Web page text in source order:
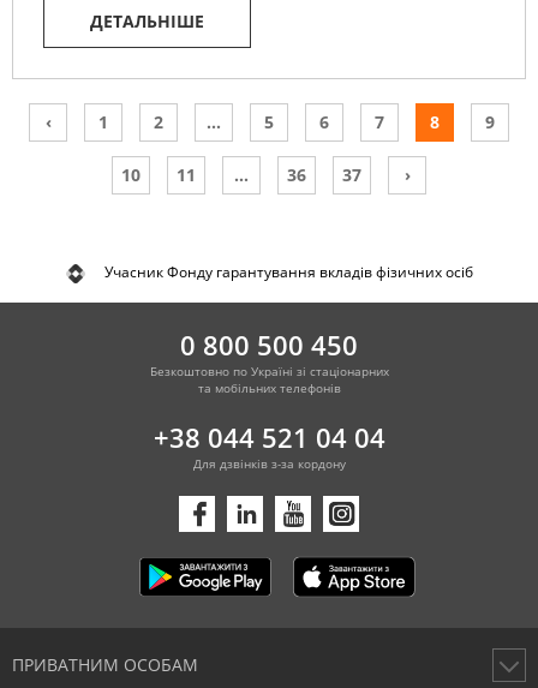
ДЕТАЛЬНІШЕ
‹ 1 2 ... 5 6 7 8 9
10 11 ... 36 37 ›
Учасник Фонду гарантування вкладів фізичних осіб
0 800 500 450
Безкоштовно по Україні зі стаціонарних
та мобільних телефонів
+38 044 521 04 04
Для дзвінків з-за кордону
ПРИВАТНИМ ОСОБАМ